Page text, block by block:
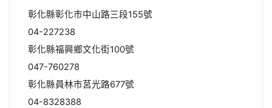
彰化縣彰化市中山路三段155號
04-227238
彰化縣福興鄉文化街100號
047-760278
彰化縣員林市莒光路677號
04-8328388